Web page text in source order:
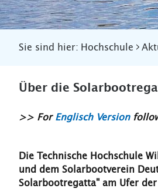
Sie sind hier: Hochschule
Über die
>> For Englisch Version
Die Technische Hochschule
und dem Solarbootverein
Solarbootregatta" am Ufer